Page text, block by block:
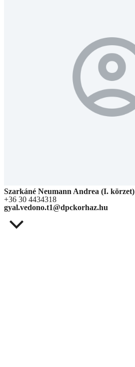
Szarkáné Neumann Andrea (I. körzet)
+36 30 4434318
gyal.vedono.t1@dpckorhaz.hu